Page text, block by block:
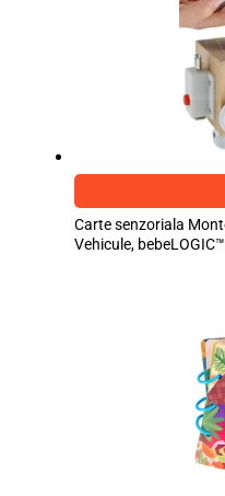
Carte senzoriala
Vehicule, bebeLOGIC™